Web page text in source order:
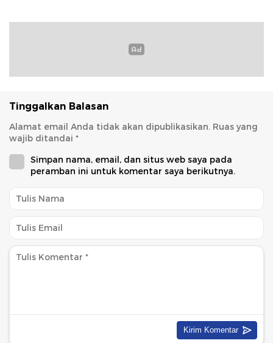
Tinggalkan Balasan
Alamat email Anda tidak akan dipublikasikan. Ruas yang
wajib ditandai *
Simpan nama, email, dan situs web saya pada
peramban ini untuk komentar saya berikutnya.